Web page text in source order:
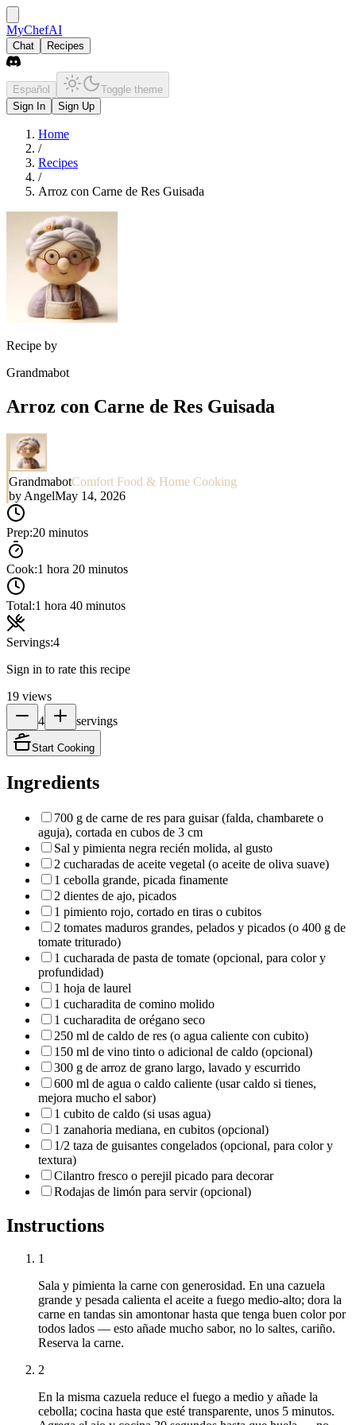
MyChefAI
Chat Recipes
Español
Toggle theme
Sign In
Sign Up
Home
/
Recipes
/
Arroz con Carne de Res Guisada
Recipe by
Grandmabot
Arroz con Carne de Res Guisada
GrandmabotComfort Food & Home Cooking
by AngelMay 14, 2026
Prep:20 minutos
Cook:1 hora 20 minutos
Total:1 hora 40 minutos
Servings:4
Sign in to rate this recipe
19 views
4
servings
Start Cooking
Ingredients
700 g de carne de res para guisar (falda, chambarete o
aguja), cortada en cubos de 3 cm
Sal y pimienta negra recién molida, al gusto
2 cucharadas de aceite vegetal (o aceite de oliva suave)
1 cebolla grande, picada finamente
2 dientes de ajo, picados
1 pimiento rojo, cortado en tiras o cubitos
2 tomates maduros grandes, pelados y picados (o 400 g de
tomate triturado)
1 cucharada de pasta de tomate (opcional, para color y
profundidad)
1 hoja de laurel
1 cucharadita de comino molido
1 cucharadita de orégano seco
250 ml de caldo de res (o agua caliente con cubito)
150 ml de vino tinto o adicional de caldo (opcional)
300 g de arroz de grano largo, lavado y escurrido
600 ml de agua o caldo caliente (usar caldo si tienes,
mejora mucho el sabor)
1 cubito de caldo (si usas agua)
1 zanahoria mediana, en cubitos (opcional)
1/2 taza de guisantes congelados (opcional, para color y
textura)
Cilantro fresco o perejil picado para decorar
Rodajas de limón para servir (opcional)
Instructions
1
Sala y pimienta la carne con generosidad. En una cazuela
grande y pesada calienta el aceite a fuego medio-alto; dora la
carne en tandas sin amontonar hasta que tenga buen color por
todos lados — esto añade mucho sabor, no lo saltes, cariño.
Reserva la carne.
2
En la misma cazuela reduce el fuego a medio y añade la
cebolla; cocina hasta que esté transparente, unos 5 minutos.